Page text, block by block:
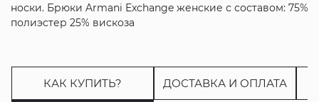
носки. Брюки Armani Exchange женские с составом: 75%
полиэстер 25% вискоза
КАК КУПИТЬ? ДОСТАВКА И ОПЛАТА